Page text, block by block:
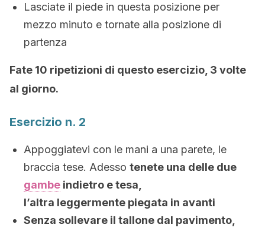
Lasciate il piede in questa posizione per
mezzo minuto e tornate alla posizione di
partenza
Fate 10 ripetizioni di questo esercizio, 3 volte
al giorno.
Esercizio n. 2
Appoggiatevi con le mani a una parete, le
braccia tese. Adesso tenete una delle due
gambe indietro e tesa,
l’altra leggermente piegata in avanti
Senza sollevare il tallone dal pavimento,